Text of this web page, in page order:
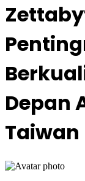
Depan
Taiwan